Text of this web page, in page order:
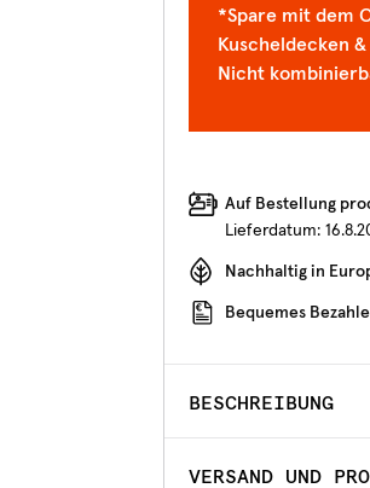
*Spare mit dem
Kuscheldecken
Nicht
Auf Bestellung
Lieferdatum:
Nachhaltig in
Bequemes
BESCHREIBUNG
VERSAND UND